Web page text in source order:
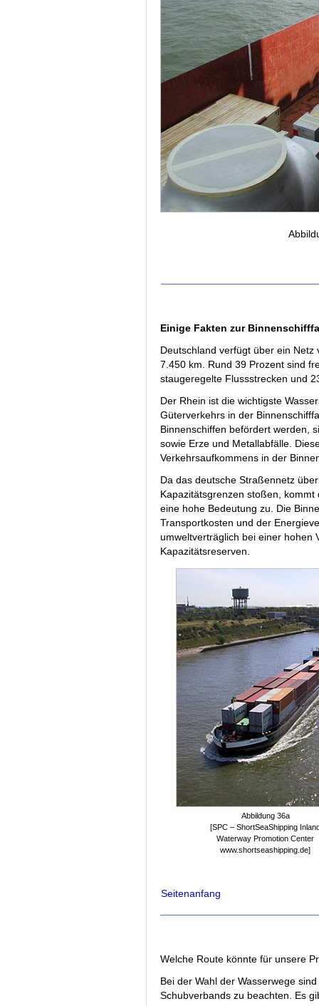
Einige Fakten zur
Deutschland verfügt über ein
7.450 km. Rund 39 Prozent sind
staugeregelte Flussstrecken und
Der Rhein ist die wichtigste
Güterverkehrs in der
Binnenschiffen befördert werden,
sowie Erze und Metallabfälle.
Verkehrsaufkommens in der
Da das deutsche Straßennetz
Kapazitätsgrenzen stoßen,
eine hohe Bedeutung zu. Die
Transportkosten und der
umweltverträglich bei einer hohen
Kapazitätsreserven.
Abbildung 36a
[SPC – ShortSeaShipping
Waterway Promotion Center
www.shortseashipping.de]
Seitenanfang
Welche Route könnte für unsere
Bei der Wahl der Wasserwege
Schubverbands zu beachten. Es